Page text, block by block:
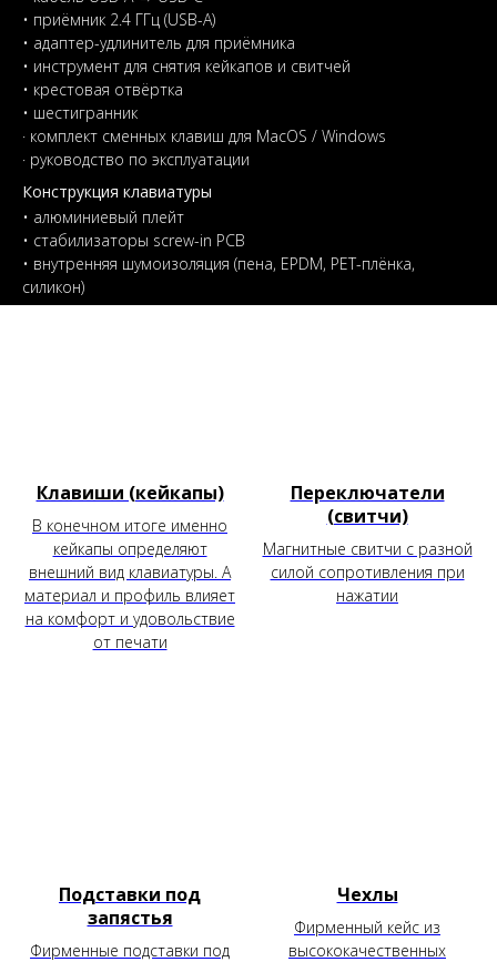
• приёмник 2.4 ГГц (USB-A)
• адаптер-удлинитель для приёмника
• инструмент для снятия кейкапов и свитчей
• крестовая отвёртка
• шестигранник
· комплект сменных клавиш для MacOS / Windows
· руководство по эксплуатации
Конструкция клавиатуры
• алюминиевый плейт
• стабилизаторы screw-in PCB
• внутренняя шумоизоляция (пена, EPDM, PET-плёнка,
силикон)
Клавиши (кейкапы)
В конечном итоге именно
кейкапы определяют
внешний вид клавиатуры. А
материал и профиль влияет
на комфорт и удовольствие
от печати
Переключатели
(свитчи)
Магнитные свитчи с разной
силой сопротивления при
нажатии
Подставки под
запястья
Фирменные подставки под
Чехлы
Фирменный кейс из
высококачественных